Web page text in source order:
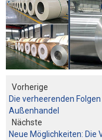
Vorherige
Die verheerenden
Außenhandel
Nächste
Neue Möglichkeiten: